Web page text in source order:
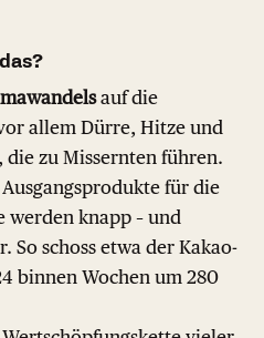
auf die
allem Dürre, Hitze und
die zu Missernten führen.
für die
knapp – und
So schoss etwa der Kakao-
binnen Wochen um 280